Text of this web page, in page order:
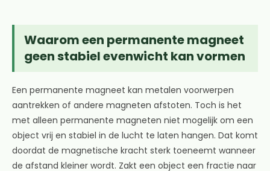
Waarom een permanente magneet
geen stabiel evenwicht kan vormen
Een permanente magneet kan metalen voorwerpen
aantrekken of andere magneten afstoten. Toch is het
met alleen permanente magneten niet mogelijk om een
object vrij en stabiel in de lucht te laten hangen. Dat komt
doordat de magnetische kracht sterk toeneemt wanneer
de afstand kleiner wordt. Zakt een object een fractie naar